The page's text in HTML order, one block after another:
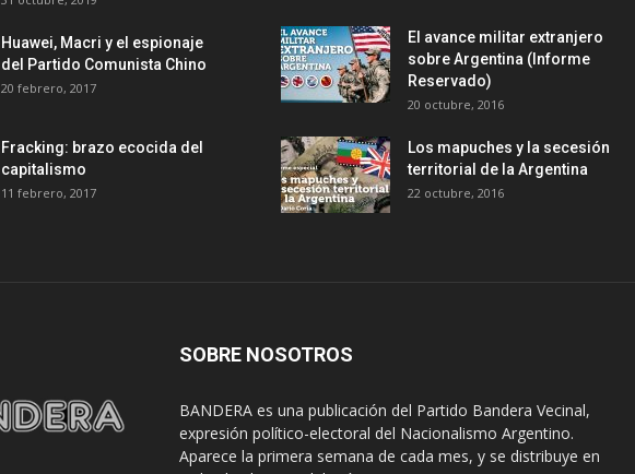
Huawei, Macri y el espionaje
del Partido Comunista Chino
20 febrero, 2017
Fracking: brazo ecocida del
capitalismo
11 febrero, 2017
El avance militar extranjero
sobre Argentina (Informe
Reservado)
20 octubre, 2016
Los mapuches y la secesión
territorial de la Argentina
22 octubre, 2016
SOBRE NOSOTROS
BANDERA es una publicación del Partido Bandera Vecinal,
expresión político-electoral del Nacionalismo Argentino.
Aparece la primera semana de cada mes, y se distribuye en